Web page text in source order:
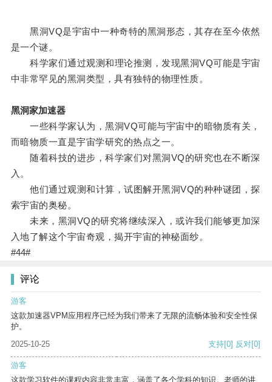
黑洞VQ是宇宙中一种奇特的黑洞形态，其存在至今依然
是一个谜。
科学家们通过观测和理论推测，发现黑洞VQ可能是宇宙
中非常罕见的黑洞类型，具有独特的物理性质。
黑洞家加速器
一些科学家认为，黑洞VQ可能与宇宙中的暗物质有关，
而暗物质一直是宇宙学研究的热点之一。
随着科技的进步，科学家们对黑洞VQ的研究也在不断深
入。
他们通过观测和计算，试图解开黑洞VQ的种种谜团，探
索宇宙的奥秘。
未来，黑洞VQ的研究将继续深入，或许我们能够更加深
入地了解这个宇宙奇观，揭开宇宙的神秘面纱。
#44#
评论
游客
这款加速器VPM应用程序已经为我们带来了无限的流畅体验和安全性保
护。
2025-10-25
支持[0] 反对[0]
游客
这款学习软件的课程内容非常丰富，涵盖了各个学科的知识。老师的讲